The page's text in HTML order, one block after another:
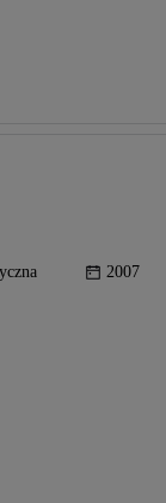
2007